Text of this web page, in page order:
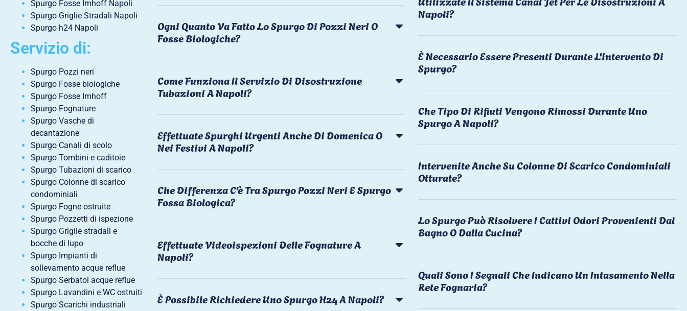
Spurgo Fosse Imhoff Napoli
Spurgo Griglie Stradali Napoli
Spurgo h24 Napoli
Servizio di:
Spurgo Pozzi neri
Spurgo Fosse biologiche
Spurgo Fosse Imhoff
Spurgo Fognature
Spurgo Vasche di
decantazione
Spurgo Canali di scolo
Spurgo Tombini e caditoie
Spurgo Tubazioni di scarico
Spurgo Colonne di scarico
condominiali
Spurgo Fogne ostruite
Spurgo Pozzetti di ispezione
Spurgo Griglie stradali e
bocche di lupo
Spurgo Impianti di
sollevamento acque reflue
Spurgo Serbatoi acque reflue
Spurgo Lavandini e WC ostruiti
Spurgo Scarichi industriali
Ogni Quanto Va Fatto Lo Spurgo Di Pozzi Neri O
Fosse Biologiche?
Come Funziona Il Servizio Di Disostruzione
Tubazioni A Napoli?
Effettuate Spurghi Urgenti Anche Di Domenica O
Nei Festivi A Napoli?
Che Differenza C'è Tra Spurgo Pozzi Neri E Spurgo
Fossa Biologica?
Effettuate Videoispezioni Delle Fognature A
Napoli?
È Possibile Richiedere Uno Spurgo H24 A Napoli?
Napoli?
È Necessario Essere Presenti Durante L'intervento Di
Spurgo?
Che Tipo Di Rifiuti Vengono Rimossi Durante Uno
Spurgo A Napoli?
Intervenite Anche Su Colonne Di Scarico Condominiali
Otturate?
Lo Spurgo Può Risolvere I Cattivi Odori Provenienti Dal
Bagno O Dalla Cucina?
Quali Sono I Segnali Che Indicano Un Intasamento Nella
Rete Fognaria?